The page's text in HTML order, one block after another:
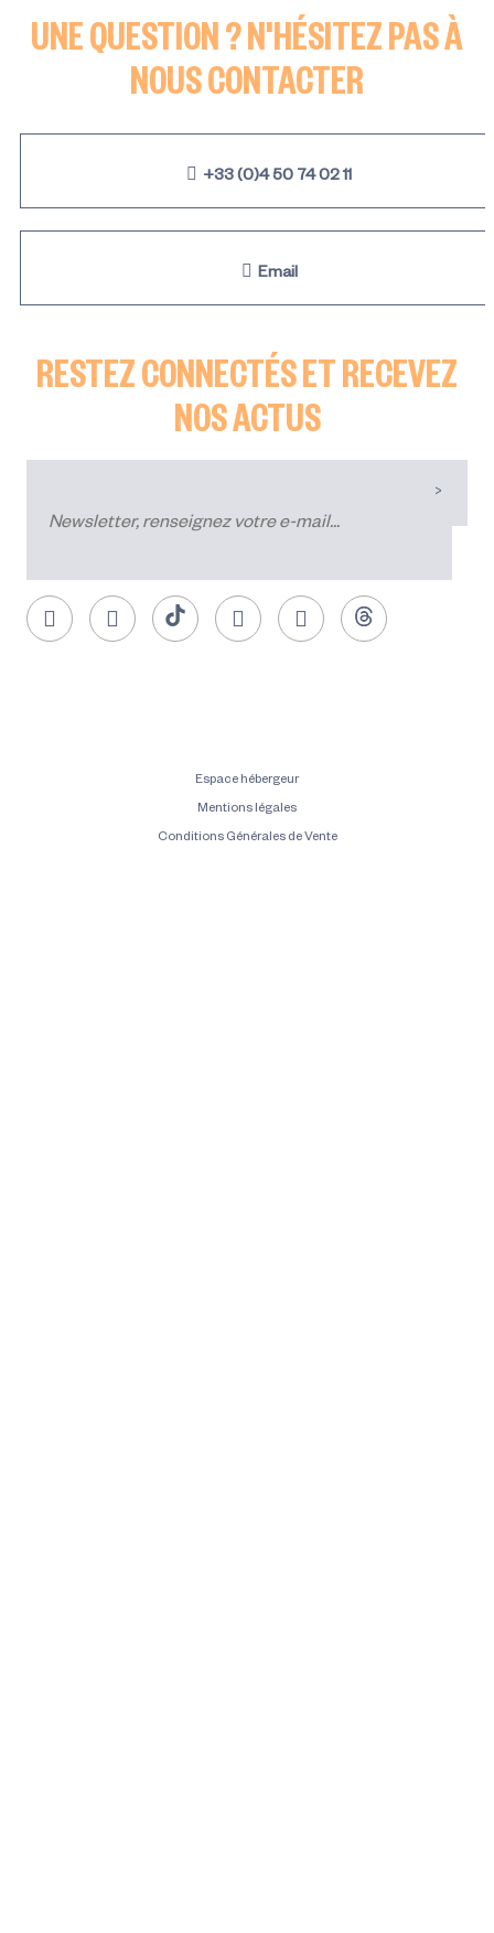
UNE QUESTION ? N'HÉSITEZ PAS À
NOUS CONTACTER
+33 (0)4 50 74 02 11
Email
RESTEZ CONNECTÉS ET RECEVEZ
NOS ACTUS
Espace hébergeur
Mentions légales
Conditions Générales de Vente